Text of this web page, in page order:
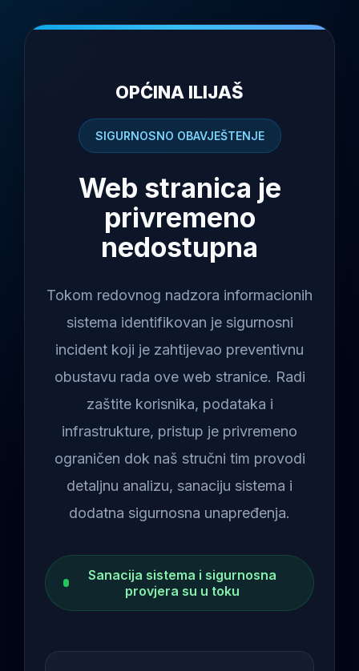
OPĆINA ILIJAŠ
SIGURNOSNO OBAVJEŠTENJE
Web stranica je
privremeno
nedostupna
Tokom redovnog nadzora informacionih
sistema identifikovan je sigurnosni
incident koji je zahtijevao preventivnu
obustavu rada ove web stranice. Radi
zaštite korisnika, podataka i
infrastrukture, pristup je privremeno
ograničen dok naš stručni tim provodi
detaljnu analizu, sanaciju sistema i
dodatna sigurnosna unapređenja.
Sanacija sistema i sigurnosna
provjera su u toku